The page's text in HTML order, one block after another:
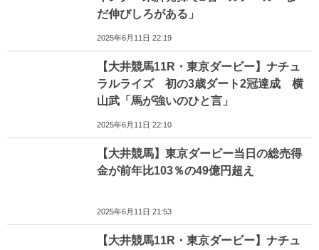
だ伸びしろがある」
2025年6月11日 22:19
【大井競馬11R・東京ダービー】ナチュ
ラルライズ 初の3歳ダート2冠達成 横
山武「馬が強いのひと言」
2025年6月11日 22:10
【大井競馬】東京ダービー当日の総売得
金が前年比103％の49億円超え
2025年6月11日 21:53
【大井競馬11R・東京ダービー】ナチュ